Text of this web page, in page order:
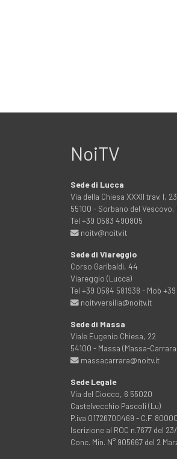
NoiTV
Sede di Lucca
Via della Chiesa XXXII trav. I,
55100 - Sorbano del Vescovo,
Tel +39 0583 490805
noitv@noitv.it
Sede di Viareggio
Corso Garibaldi, 44
Viareggio (Lucca)
Tel +39 0584 581938 - Mob
noitvversilia@noitv.it
Sede di Massa
Viale Eugenio Chiesa, 22
54100 - Massa (Massa-
massacarrara@noitv.it
Sede Legale
Via del Ciocco, 6 55020
Castelvecchio Pascoli (Lu)
P.iva 01726700469 - C.F.
Iscrizione al ROC n.7677 del
Conc. Min. N° 905667 del 2